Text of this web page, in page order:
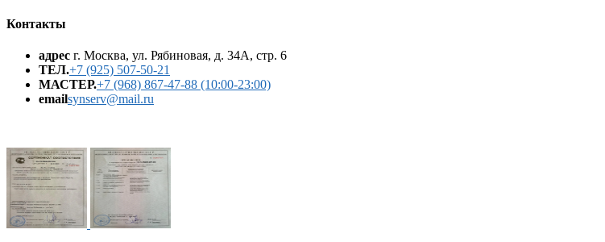
Контакты
адрес г. Москва, ул. Рябиновая, д. 34А, стр. 6
ТЕЛ.+7 (925) 507-50-21
МАСТЕР.+7 (968) 867-47-88 (10:00-23:00)
emailsynserv@mail.ru